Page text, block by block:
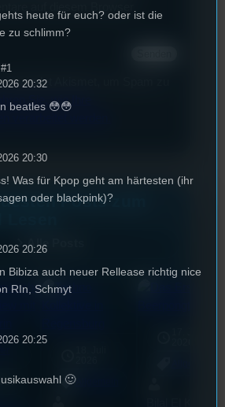
Akismet, um Spam zu
Sie, wie Ihre
Posts zum
Alle Posts
Allgemein
heute für euch? oder ist die
zu schlimm?
20:32
beatles 😳😳
20:30
Was für Kpop geht am härtesten (ihr
oder blackpink)?
20:26
Bibiza auch neuer Rellease richtig nice
RIn, Schmyt
20:25
🙂